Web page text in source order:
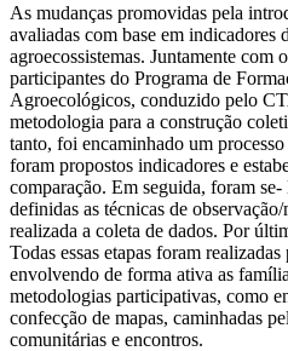
As mudanças promovidas pela
avaliadas com base em indicadores
agroecossistemas. Juntamente com
participantes do Programa de
Agroecológicos, conduzido pelo
metodologia para a construção
tanto, foi encaminhado um
foram propostos indicadores e
comparação. Em seguida, foram
definidas as técnicas de
realizada a coleta de dados. Por
Todas essas etapas foram
envolvendo de forma ativa as
metodologias participativas, como
confecção de mapas, caminhadas
comunitárias e encontros.